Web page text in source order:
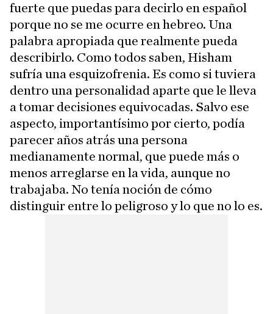
fuerte que puedas para decirlo en español
porque no se me ocurre en hebreo. Una
palabra apropiada que realmente pueda
describirlo. Como todos saben, Hisham
sufría una esquizofrenia. Es como si tuviera
dentro una personalidad aparte que le lleva
a tomar decisiones equivocadas. Salvo ese
aspecto, importantísimo por cierto, podía
parecer años atrás una persona
medianamente normal, que puede más o
menos arreglarse en la vida, aunque no
trabajaba. No tenía noción de cómo
distinguir entre lo peligroso y lo que no lo es.